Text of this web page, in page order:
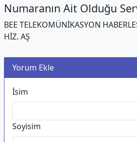
Numaranın Ait Olduğu
BEE TELEKOMÜNİKASYON
HİZ. AŞ
Yorum Ekle
İsim
Soyisim